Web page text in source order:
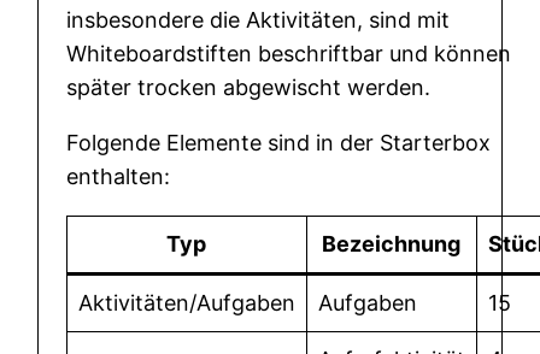
insbesondere die Aktivitäten, sind mit
Whiteboardstiften beschriftbar und können
später trocken abgewischt werden.
Folgende Elemente sind in der Starterbox
enthalten:
Typ Bezeichnung
Aktivitäten/Aufgaben Aufgaben 15